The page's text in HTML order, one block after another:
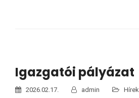
Igazgatói pályázat
2026.02.17. admin Hírek